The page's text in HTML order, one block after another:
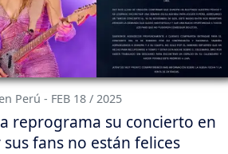
Perú - FEB 18 / 2025
reprograma su concierto en
sus fans no están felices